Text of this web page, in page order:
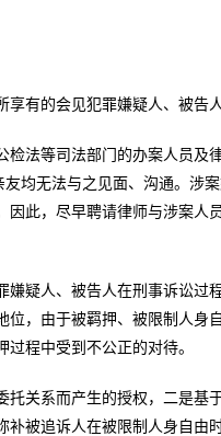
有的会见犯罪嫌疑人、被告人
检法等司法部门的办案人员及
均无法与之见面、沟通。涉
此，尽早聘请律师与涉案人
嫌疑人、被告人在刑事诉讼过
，由于被羁押、被限制人身
程中受到不公正的对待。
关系而产生的授权，二是基
被追诉人在被限制人身自由